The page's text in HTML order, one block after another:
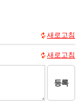
새로고침
새로고침
등록